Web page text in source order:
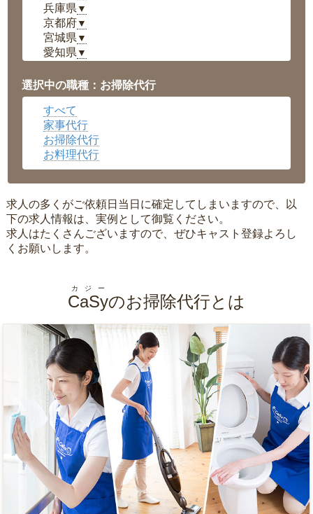
兵庫県 ▼
京都府▼
宮城県 ▼
愛知県 ▼
岡山県▼
広島県▼
沖縄県
選択中の職種：お掃除代行
すべて
家事代行
お掃除代行
お料理代行
求人の多くがご依頼日当日に確定してしまいますので、以
下の求人情報は、実例として御覧ください。
求人はたくさんございますので、ぜひキャスト登録よろし
くお願いします。
CaSy
カジー
のお掃除代行とは